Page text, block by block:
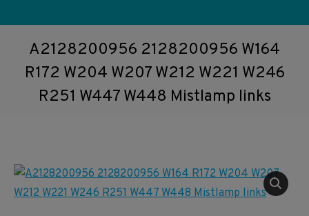
A2128200956 2128200956 W164
R172 W204 W207 W212 W221 W246
R251 W447 W448 Mistlamp links